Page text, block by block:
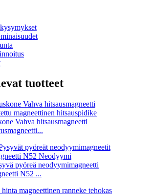
tuotteet
Vahva hitsausmagneetti
pyöreä neodyymimagneetti
N52 ...